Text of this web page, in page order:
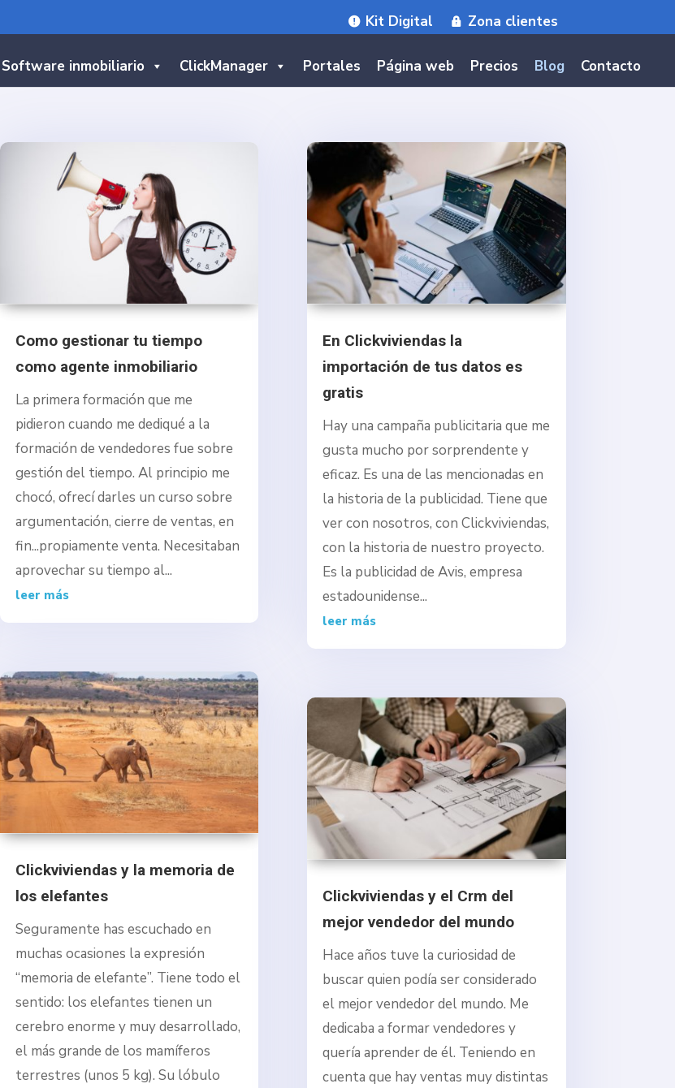
Kit Digital Zona clientes
Software inmobiliario ClickManager Portales Página web Precios Blog Contacto
Como gestionar tu tiempo
como agente inmobiliario
La primera formación que me
pidieron cuando me dediqué a la
formación de vendedores fue sobre
gestión del tiempo. Al principio me
chocó, ofrecí darles un curso sobre
argumentación, cierre de ventas, en
fin...propiamente venta. Necesitaban
aprovechar su tiempo al...
leer más
Clickviviendas y la memoria de
los elefantes
Seguramente has escuchado en
muchas ocasiones la expresión
“memoria de elefante”. Tiene todo el
sentido: los elefantes tienen un
cerebro enorme y muy desarrollado,
el más grande de los mamíferos
terrestres (unos 5 kg). Su lóbulo
En Clickviviendas la
importación de tus datos es
gratis
Hay una campaña publicitaria que me
gusta mucho por sorprendente y
eficaz. Es una de las mencionadas en
la historia de la publicidad. Tiene que
ver con nosotros, con Clickviviendas,
con la historia de nuestro proyecto.
Es la publicidad de Avis, empresa
estadounidense...
leer más
Clickviviendas y el Crm del
mejor vendedor del mundo
Hace años tuve la curiosidad de
buscar quien podía ser considerado
el mejor vendedor del mundo. Me
dedicaba a formar vendedores y
quería aprender de él. Teniendo en
cuenta que hay ventas muy distintas